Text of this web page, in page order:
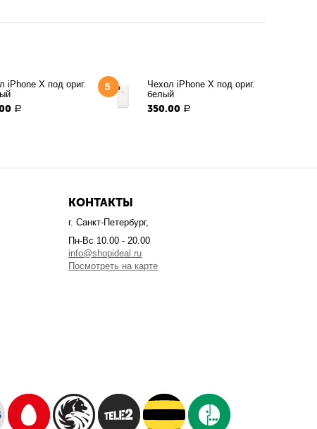
iPhone X под ориг.
Р
5
Чехол iPhone X под ориг.
белый
350.00 Р
КОНТАКТЫ
г. Санкт-Петербург,
Пн-Вс 10.00 - 20.00
info@shopideal.ru
Посмотреть на карте